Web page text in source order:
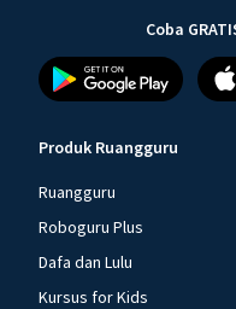
Coba
Produk Ruangguru
Ruangguru
Roboguru Plus
Dafa dan Lulu
Kursus for Kids